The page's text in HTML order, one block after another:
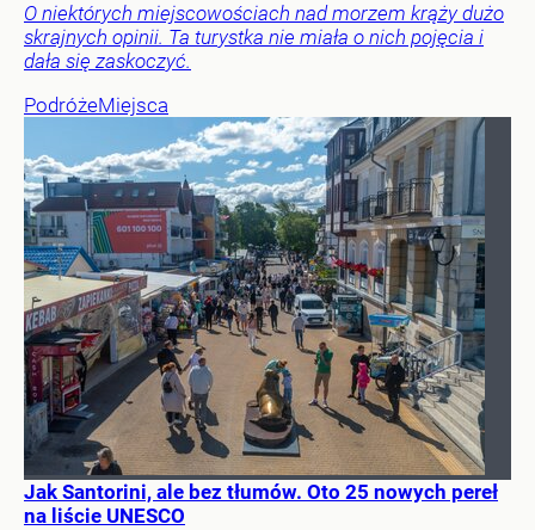
O niektórych miejscowościach nad morzem krąży dużo
skrajnych opinii. Ta turystka nie miała o nich pojęcia i
dała się zaskoczyć.
PodróżeMiejsca
Jak Santorini, ale bez tłumów. Oto 25 nowych pereł
na liście UNESCO